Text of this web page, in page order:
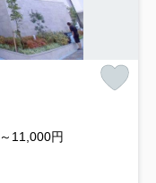
11,000円